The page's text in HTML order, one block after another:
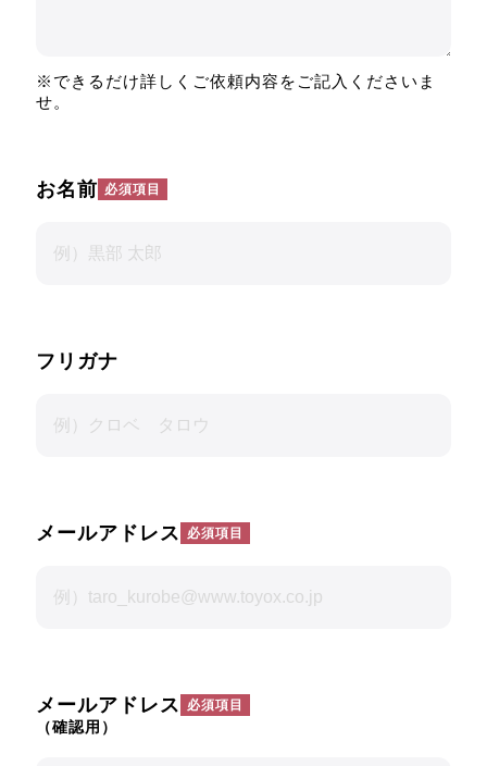
※できるだけ詳しくご依頼内容をご記入くださいま
せ。
お名前
フリガナ
メールアドレス
メールアドレス
（確認用）